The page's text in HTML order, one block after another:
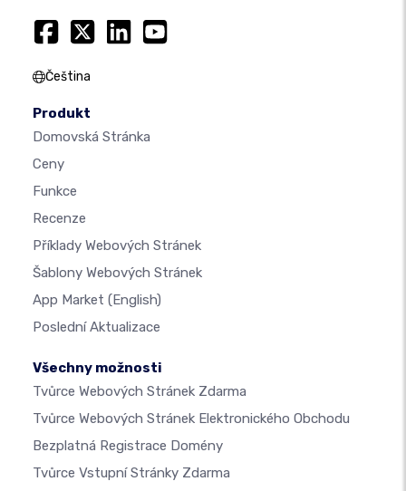
Čeština
Produkt
Domovská Stránka
Ceny
Funkce
Recenze
Příklady Webových Stránek
Šablony Webových Stránek
App Market (English)
Poslední Aktualizace
Všechny možnosti
Tvůrce Webových Stránek Zdarma
Tvůrce Webových Stránek Elektronického Obchodu
Bezplatná Registrace Domény
Tvůrce Vstupní Stránky Zdarma